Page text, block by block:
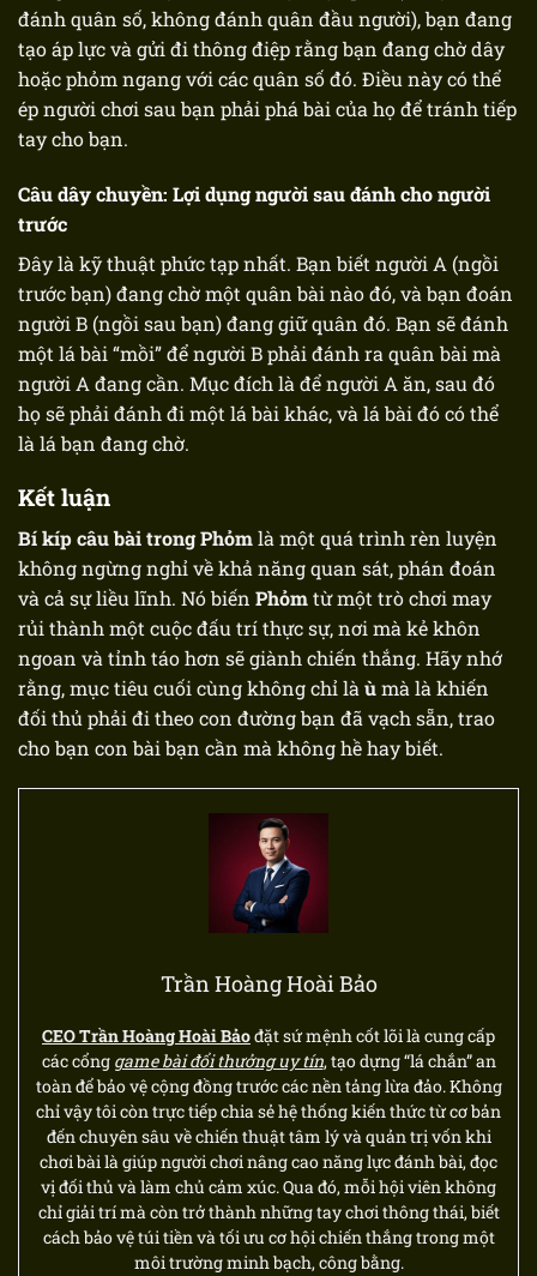
đánh quân số, không đánh quân đầu người), bạn đang
tạo áp lực và gửi đi thông điệp rằng bạn đang chờ dây
hoặc phỏm ngang với các quân số đó. Điều này có thể
ép người chơi sau bạn phải phá bài của họ để tránh tiếp
tay cho bạn.
Câu dây chuyền: Lợi dụng người sau đánh cho người
trước
Đây là kỹ thuật phức tạp nhất. Bạn biết người A (ngồi
trước bạn) đang chờ một quân bài nào đó, và bạn đoán
người B (ngồi sau bạn) đang giữ quân đó. Bạn sẽ đánh
một lá bài “mồi” để người B phải đánh ra quân bài mà
người A đang cần. Mục đích là để người A ăn, sau đó
họ sẽ phải đánh đi một lá bài khác, và lá bài đó có thể
là lá bạn đang chờ.
Kết luận
Bí kíp câu bài trong Phỏmlà một quá trình rèn luyện
không ngừng nghỉ về khả năng quan sát, phán đoán
và cả sự liều lĩnh. Nó biến Phỏmtừ một trò chơi may
rủi thành một cuộc đấu trí thực sự, nơi mà kẻ khôn
ngoan và tỉnh táo hơn sẽ giành chiến thắng. Hãy nhớ
rằng, mục tiêu cuối cùng không chỉ làùmà là khiến
đối thủ phải đi theo con đường bạn đã vạch sẵn, trao
cho bạn con bài bạn cần mà không hề hay biết.
Trần Hoàng Hoài Bảo
CEO Trần Hoàng Hoài Bảođặt sứ mệnh cốt lõi là cung cấp
các cổng game bài đổi thưởng uy tín, tạo dựng “lá chắn” an
toàn để bảo vệ cộng đồng trước các nền tảng lừa đảo. Không
chỉ vậy tôi còn trực tiếp chia sẻ hệ thống kiến thức từ cơ bản
đến chuyên sâu về chiến thuật tâm lý và quản trị vốn khi
chơi bài là giúp người chơi nâng cao năng lực đánh bài, đọc
vị đối thủ và làm chủ cảm xúc. Qua đó, mỗi hội viên không
chỉ giải trí mà còn trở thành những tay chơi thông thái, biết
cách bảo vệ túi tiền và tối ưu cơ hội chiến thắng trong một
môi trường minh bạch, công bằng.